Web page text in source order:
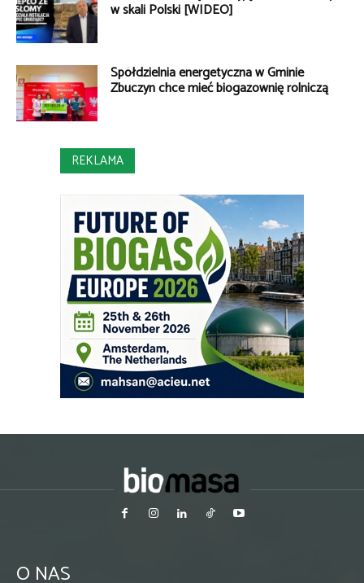
w skali Polski [WIDEO]
Spółdzielnia energetyczna w Gminie
Zbuczyn chce mieć biogazownię rolniczą
REKLAMA
O NAS